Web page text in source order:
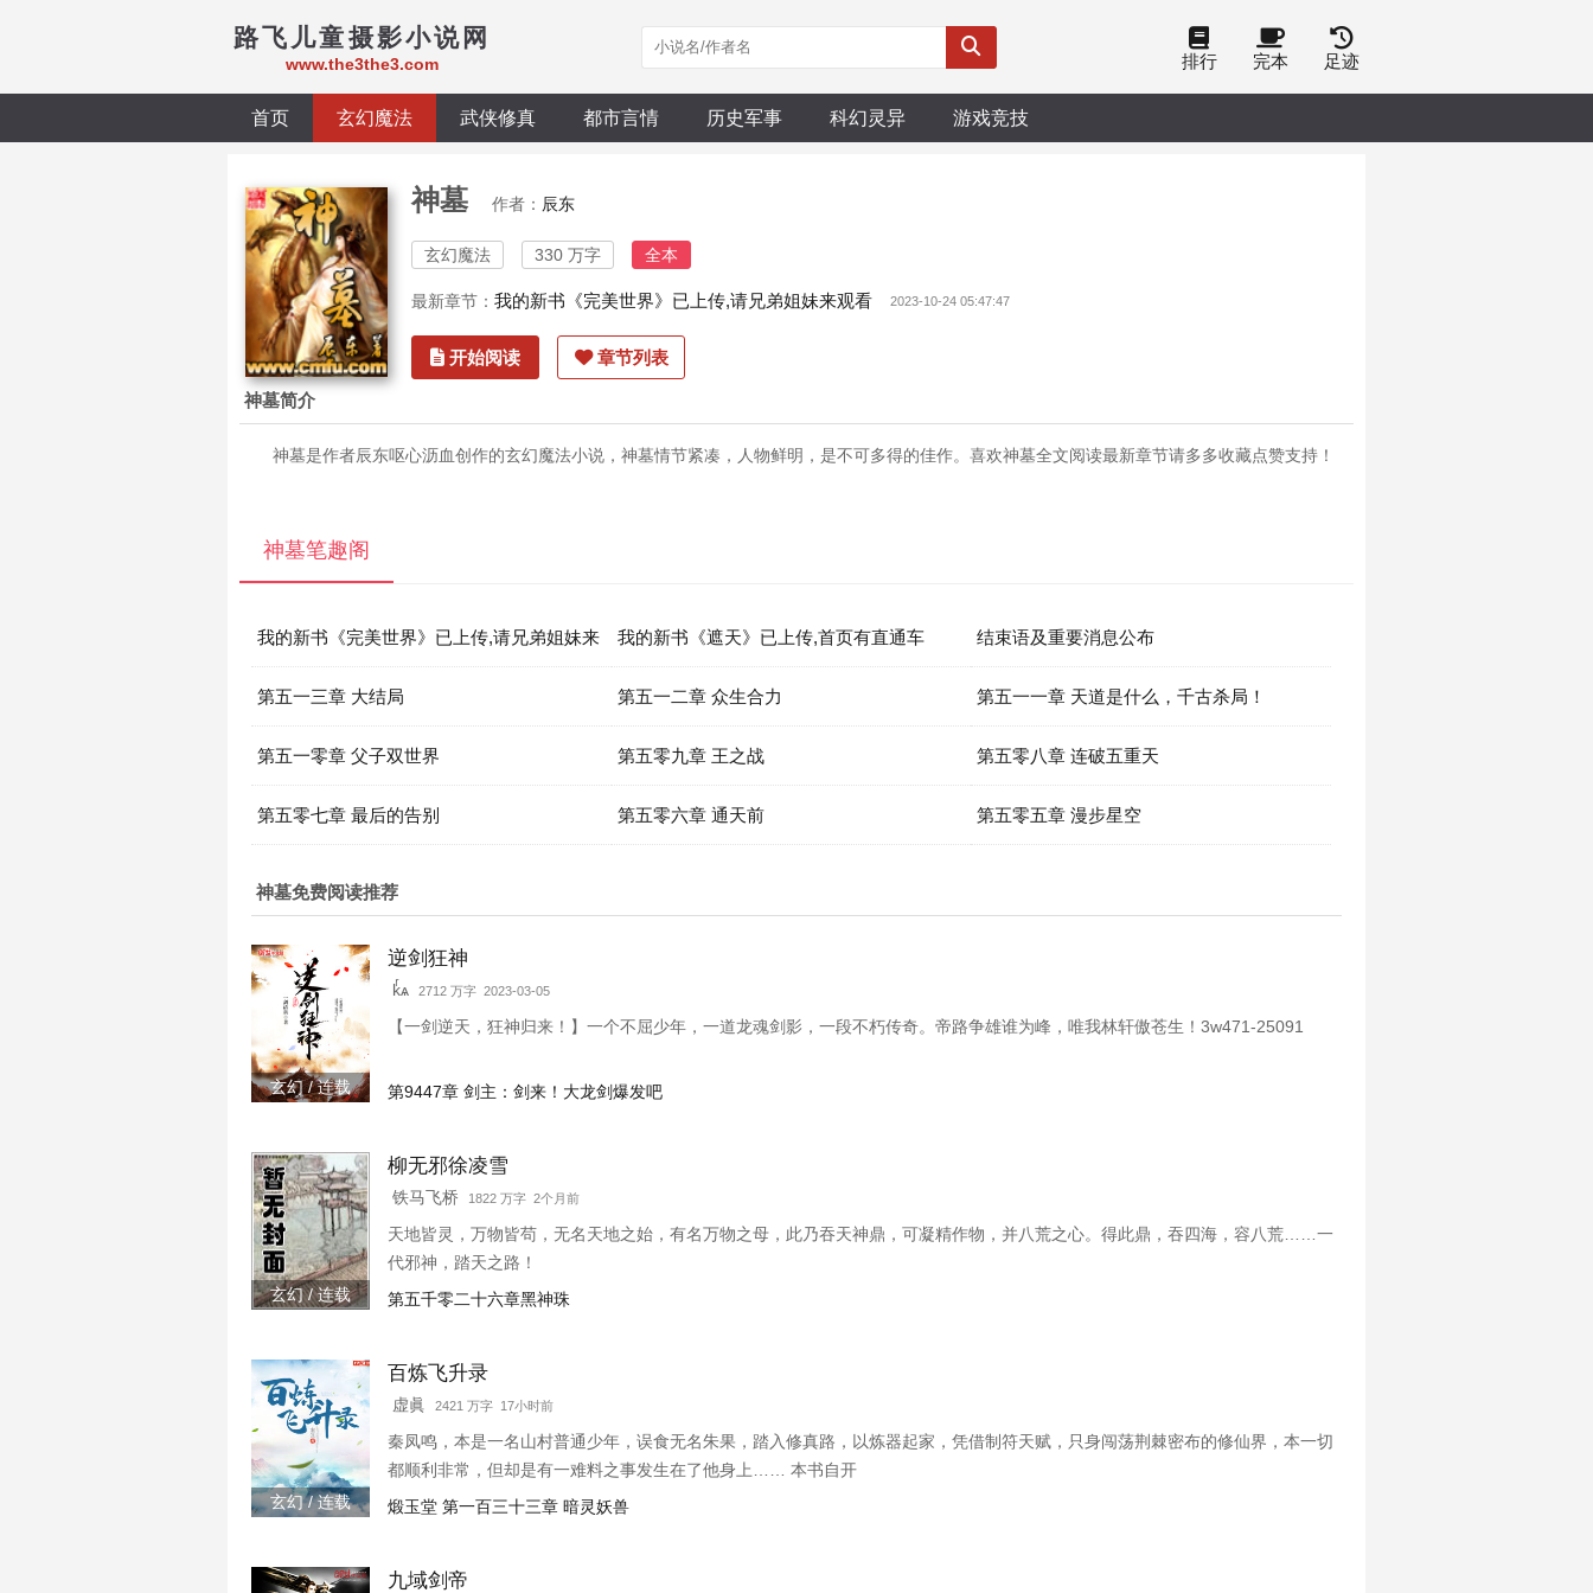
路飞儿童摄影小说网
www.the3the3.com 排行 完本 足迹
首页 玄幻魔法 武侠修真 都市言情 历史军事 科幻灵异 游戏竞技
神墓 作者： 辰东
玄幻魔法 330 万字 全本
最新章节： 我的新书《完美世界》已上传,请兄弟姐妹来观看 2023-10-24 05:47:47
开始阅读 章节列表
神墓简介
神墓是作者辰东呕心沥血创作的玄幻魔法小说，神墓情节紧凑，人物鲜明，是不可多得的佳作。喜欢神墓全文阅读最新章节请多多收藏点赞支持！
神墓笔趣阁
我的新书《完美世界》已上传,请兄弟姐妹来
观看
我的新书《遮天》已上传,首页有直通车 结束语及重要消息公布
第五一三章 大结局 第五一二章 众生合力 第五一一章 天道是什么，千古杀局！
第五一零章 父子双世界 第五零九章 王之战 第五零八章 连破五重天
第五零七章 最后的告别 第五零六章 通天前 第五零五章 漫步星空
神墓免费阅读推荐
玄幻 / 连载
逆剑狂神
kͬѧ 2712 万字 2023-03-05
【一剑逆天，狂神归来！】一个不屈少年，一道龙魂剑影，一段不朽传奇。帝路争雄谁为峰，唯我林轩傲苍生！3w471-25091
第9447章 剑主：剑来！大龙剑爆发吧
玄幻 / 连载
柳无邪徐凌雪
铁马飞桥 1822 万字 2个月前
天地皆灵，万物皆苟，无名天地之始，有名万物之母，此乃吞天神鼎，可凝精作物，并八荒之心。得此鼎，吞四海，容八荒……一
代邪神，踏天之路！
第五千零二十六章黑神珠
玄幻 / 连载
百炼飞升录
虚眞 2421 万字 17小时前
秦凤鸣，本是一名山村普通少年，误食无名朱果，踏入修真路，以炼器起家，凭借制符天赋，只身闯荡荆棘密布的修仙界，本一切
都顺利非常，但却是有一难料之事发生在了他身上…… 本书自开
煅玉堂 第一百三十三章 暗灵妖兽
九域剑帝